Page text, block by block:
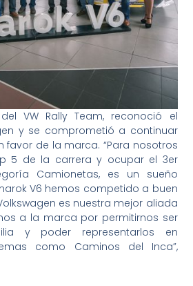
VW Rally Team, reconoció el
y se comprometió a continuar
favor de la marca. “Para nosotros
5 de la carrera y ocupar el 3er
Camionetas, es un sueño
V6 hemos competido a buen
es nuestra mejor aliada
a la marca por permitirnos ser
y poder representarlos en
como Caminos del Inca”,